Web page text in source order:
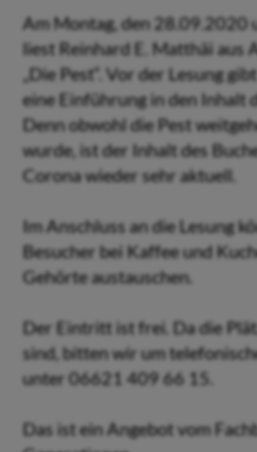
Am Montag, den 28.09.2020
liest Reinhard E. Matthäi aus
„Die Pest“. Vor der Lesung
eine Einführung in den Inhalt
Denn obwohl die Pest
wurde, ist der Inhalt des
Corona wieder sehr aktuell.
Im Anschluss an die Lesung
Besucher bei Kaffee und
Gehörte austauschen.
Der Eintritt ist frei. Da die
sind, bitten wir um
unter 06621 409 66 15.
Das ist ein Angebot vom